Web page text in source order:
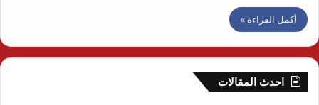
أكمل القراءة »
احدث المقالات